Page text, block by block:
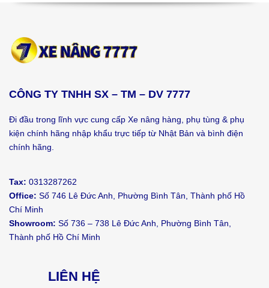
CÔNG TY TNHH SX – TM – DV 7777
Đi đầu trong lĩnh vực cung cấp Xe nâng hàng, phụ tùng & phụ
kiện chính hãng nhập khẩu trực tiếp từ Nhật Bản và bình điện
chính hãng.
Tax: 0313287262
Office: Số 746 Lê Đức Anh, Phường Bình Tân, Thành phố Hồ
Chí Minh
Showroom: Số 736 – 738 Lê Đức Anh, Phường Bình Tân,
Thành phố Hồ Chí Minh
LIÊN HỆ